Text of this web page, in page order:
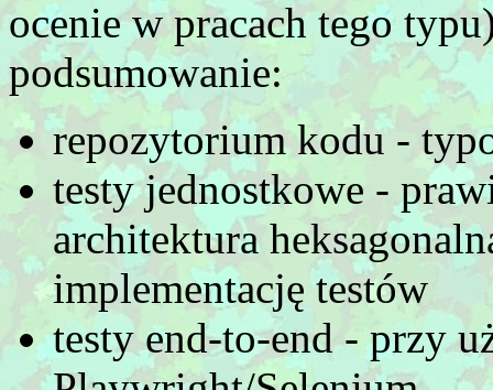
ocenie w pracach tego
podsumowanie:
repozytorium kodu -
testy jednostkowe -
architektura
implementację testów
testy end-to-end - przy